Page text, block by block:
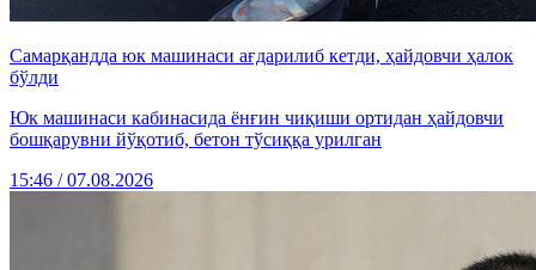
Самарқандда юк машинаси ағдарилиб кетди, ҳайдовчи ҳалок
бўлди
Юк машинаси кабинасида ёнғин чиқиши ортидан ҳайдовчи
бошқарувни йўқотиб, бетон тўсиққа урилган
15:46 / 07.08.2026